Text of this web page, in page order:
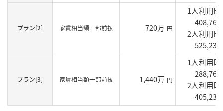
プラン[2] 家賃相当額一部前払 720万 円
1人利用
408,760
2人利用
525,230
プラン[3] 家賃相当額一部前払 1,440万 円
1人利用
288,760
2人利用
405,230